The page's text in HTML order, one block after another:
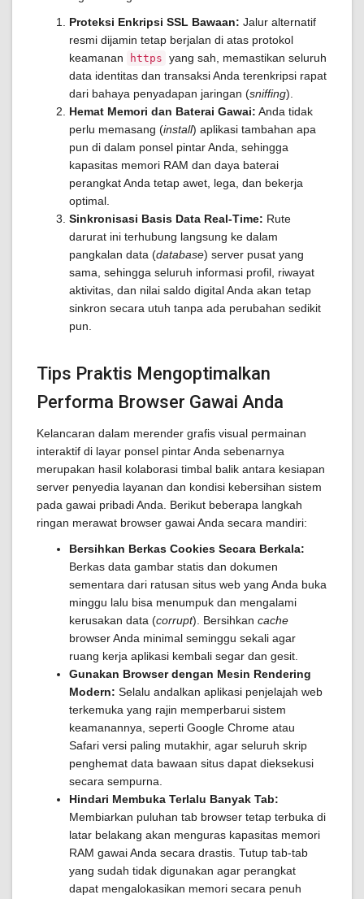
Proteksi Enkripsi SSL Bawaan: Jalur alternatif
resmi dijamin tetap berjalan di atas protokol
keamanan
https yang sah, memastikan seluruh
data identitas dan transaksi Anda terenkripsi rapat
dari bahaya penyadapan jaringan (sniffing).
Hemat Memori dan Baterai Gawai: Anda tidak
perlu memasang (install) aplikasi tambahan apa
pun di dalam ponsel pintar Anda, sehingga
kapasitas memori RAM dan daya baterai
perangkat Anda tetap awet, lega, dan bekerja
optimal.
Sinkronisasi Basis Data Real-Time: Rute
darurat ini terhubung langsung ke dalam
pangkalan data (database) server pusat yang
sama, sehingga seluruh informasi profil, riwayat
aktivitas, dan nilai saldo digital Anda akan tetap
sinkron secara utuh tanpa ada perubahan sedikit
pun.
Tips Praktis Mengoptimalkan
Performa Browser Gawai Anda
Kelancaran dalam merender grafis visual permainan
interaktif di layar ponsel pintar Anda sebenarnya
merupakan hasil kolaborasi timbal balik antara kesiapan
server penyedia layanan dan kondisi kebersihan sistem
pada gawai pribadi Anda. Berikut beberapa langkah
ringan merawat browser gawai Anda secara mandiri:
Bersihkan Berkas Cookies Secara Berkala:
Berkas data gambar statis dan dokumen
sementara dari ratusan situs web yang Anda buka
minggu lalu bisa menumpuk dan mengalami
kerusakan data (corrupt). Bersihkan cache
browser Anda minimal seminggu sekali agar
ruang kerja aplikasi kembali segar dan gesit.
Gunakan Browser dengan Mesin Rendering
Modern: Selalu andalkan aplikasi penjelajah web
terkemuka yang rajin memperbarui sistem
keamanannya, seperti Google Chrome atau
Safari versi paling mutakhir, agar seluruh skrip
penghemat data bawaan situs dapat dieksekusi
secara sempurna.
Hindari Membuka Terlalu Banyak Tab:
Membiarkan puluhan tab browser tetap terbuka di
latar belakang akan menguras kapasitas memori
RAM gawai Anda secara drastis. Tutup tab-tab
yang sudah tidak digunakan agar perangkat
dapat mengalokasikan memori secara penuh